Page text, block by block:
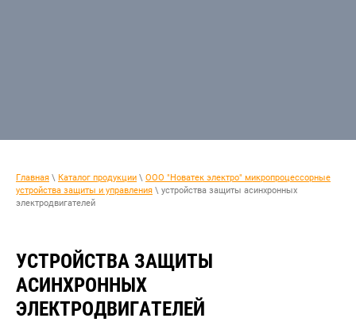
Главная \ Каталог продукции \ ООО "Новатек электро" микропроцессорные
устройства защиты и управления \ устройства защиты асинхронных
электродвигателей
УСТРОЙСТВА ЗАЩИТЫ
АСИНХРОННЫХ
ЭЛЕКТРОДВИГАТЕЛЕЙ